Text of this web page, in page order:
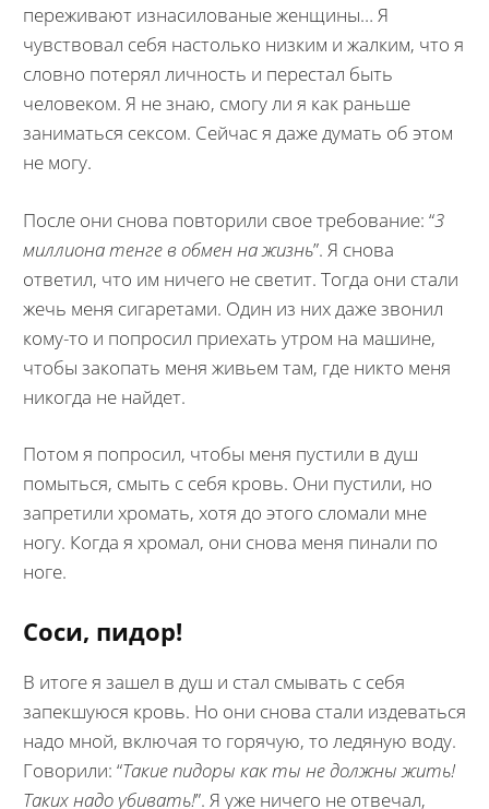
переживают изнасилованые женщины… Я
чувствовал себя настолько низким и жалким, что я
словно потерял личность и перестал быть
человеком. Я не знаю, смогу ли я как раньше
заниматься сексом. Сейчас я даже думать об этом
не могу.
После они снова повторили свое требование: “3
миллиона тенге в обмен на жизнь”. Я снова
ответил, что им ничего не светит. Тогда они стали
жечь меня сигаретами. Один из них даже звонил
кому-то и попросил приехать утром на машине,
чтобы закопать меня живьем там, где никто меня
никогда не найдет.
Потом я попросил, чтобы меня пустили в душ
помыться, смыть с себя кровь. Они пустили, но
запретили хромать, хотя до этого сломали мне
ногу. Когда я хромал, они снова меня пинали по
ноге.
Соси, пидор!
В итоге я зашел в душ и стал смывать с себя
запекшуюся кровь. Но они снова стали издеваться
надо мной, включая то горячую, то ледяную воду.
Говорили: “Такие пидоры как ты не должны жить!
Таких надо убивать!”. Я уже ничего не отвечал,